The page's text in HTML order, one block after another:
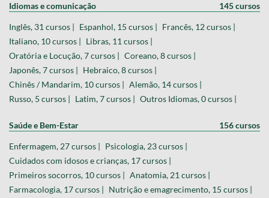
Idiomas e comunicação 145 cursos
Inglês, 31 cursos | Espanhol, 15 cursos | Francês, 12 cursos |
Italiano, 10 cursos | Libras, 11 cursos |
Oratória e Locução, 7 cursos | Coreano, 8 cursos |
Japonês, 7 cursos | Hebraico, 8 cursos |
Chinês / Mandarim, 10 cursos | Alemão, 14 cursos |
Russo, 5 cursos | Latim, 7 cursos | Outros Idiomas, 0 cursos |
Saúde e Bem-Estar 156 cursos
Enfermagem, 27 cursos | Psicologia, 23 cursos |
Cuidados com idosos e crianças, 17 cursos |
Primeiros socorros, 10 cursos | Anatomia, 21 cursos |
Farmacologia, 17 cursos | Nutrição e emagrecimento, 15 cursos |